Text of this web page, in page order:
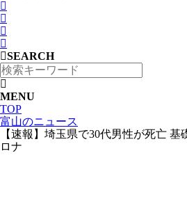
SEARCH
MENU
TOP
富山のニュース
【速報】埼玉県で30代男性が死亡
ロナ